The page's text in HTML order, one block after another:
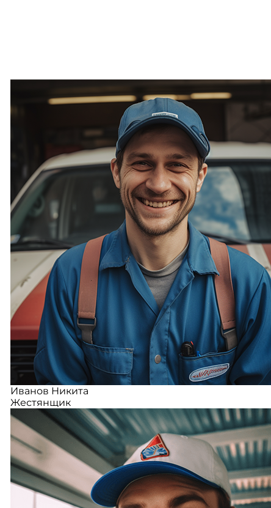
Иванов Никита
Жестянщик